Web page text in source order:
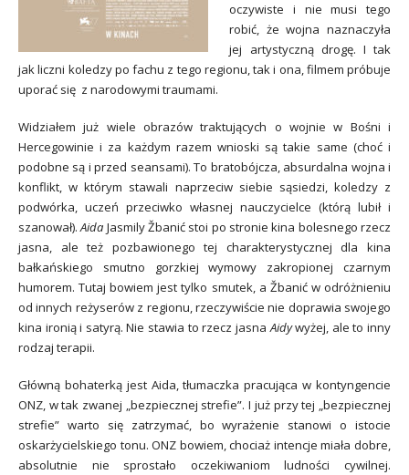
oczywiste i nie musi tego
robić, że wojna naznaczyła
jej artystyczną drogę. I tak
jak liczni koledzy po fachu z tego regionu, tak i ona, filmem próbuje
uporać się z narodowymi traumami.
Widziałem już wiele obrazów traktujących o wojnie w Bośni i
Hercegowinie i za każdym razem wnioski są takie same (choć i
podobne są i przed seansami). To bratobójcza, absurdalna wojna i
konflikt, w którym stawali naprzeciw siebie sąsiedzi, koledzy z
podwórka, uczeń przeciwko własnej nauczycielce (którą lubił i
szanował).Aida Jasmily Žbanić stoi po stronie kina bolesnego rzecz
jasna, ale też pozbawionego tej charakterystycznej dla kina
bałkańskiego smutno gorzkiej wymowy zakropionej czarnym
humorem. Tutaj bowiem jest tylko smutek, a Žbanić w odróżnieniu
od innych reżyserów z regionu, rzeczywiście nie doprawia swojego
kina ironią i satyrą. Nie stawia to rzecz jasnaAidywyżej, ale to inny
rodzaj terapii.
Główną bohaterką jest Aida, tłumaczka pracująca w kontyngencie
ONZ, w tak zwanej „bezpiecznej strefie”. I już przy tej „bezpiecznej
strefie” warto się zatrzymać, bo wyrażenie stanowi o istocie
oskarżycielskiego tonu. ONZ bowiem, chociaż intencje miała dobre,
absolutnie nie sprostało oczekiwaniom ludności cywilnej.